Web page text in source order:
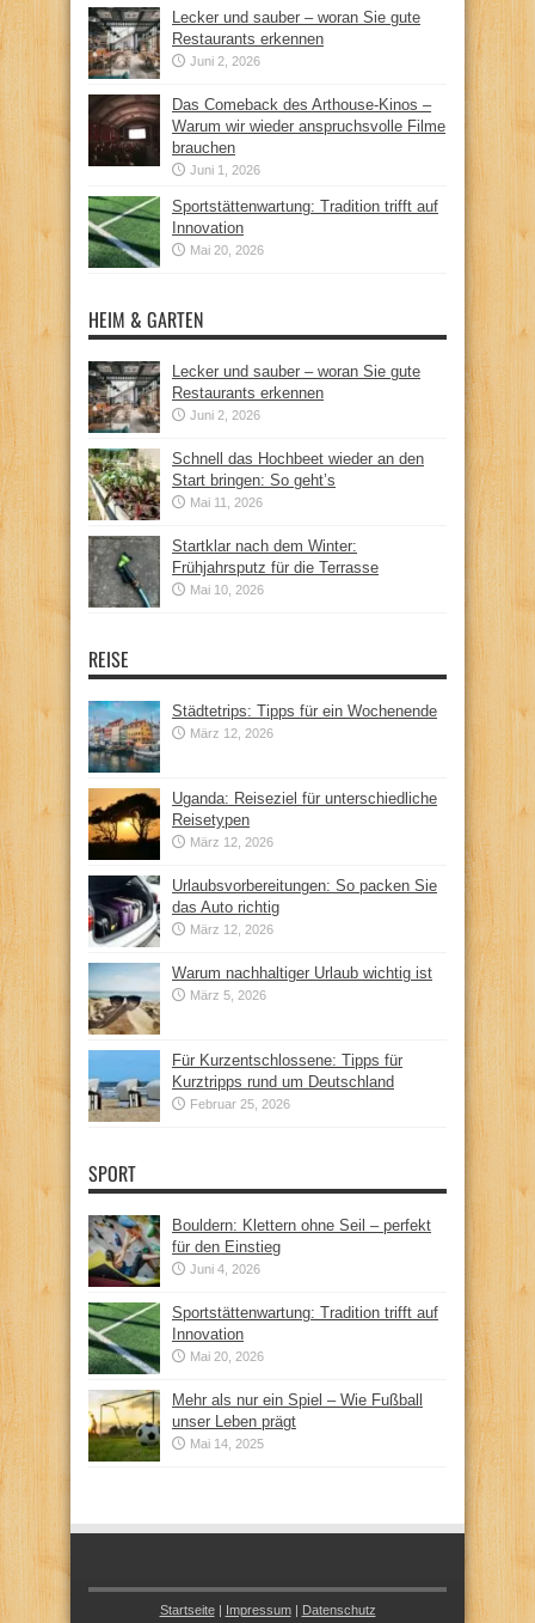
Lecker und sauber – woran Sie gute
Restaurants erkennen
Juni 2, 2026
Das Comeback des Arthouse-Kinos –
Warum wir wieder anspruchsvolle Filme
brauchen
Juni 1, 2026
Sportstättenwartung: Tradition trifft auf
Innovation
Mai 20, 2026
HEIM & GARTEN
Lecker und sauber – woran Sie gute
Restaurants erkennen
Juni 2, 2026
Schnell das Hochbeet wieder an den
Start bringen: So geht’s
Mai 11, 2026
Startklar nach dem Winter:
Frühjahrsputz für die Terrasse
Mai 10, 2026
REISE
Städtetrips: Tipps für ein Wochenende
März 12, 2026
Uganda: Reiseziel für unterschiedliche
Reisetypen
März 12, 2026
Urlaubsvorbereitungen: So packen Sie
das Auto richtig
März 12, 2026
Warum nachhaltiger Urlaub wichtig ist
März 5, 2026
Für Kurzentschlossene: Tipps für
Kurztripps rund um Deutschland
Februar 25, 2026
SPORT
Bouldern: Klettern ohne Seil – perfekt
für den Einstieg
Juni 4, 2026
Sportstättenwartung: Tradition trifft auf
Innovation
Mai 20, 2026
Mehr als nur ein Spiel – Wie Fußball
unser Leben prägt
Mai 14, 2025
Startseite| Impressum| Datenschutz